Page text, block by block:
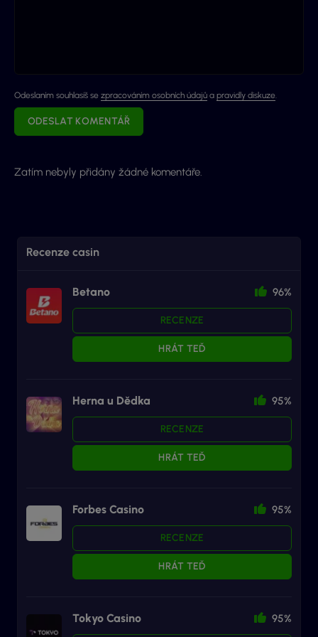
Odeslaním souhlasíš se zpracováním osobních údajů a pravidly diskuze.
ODESLAT KOMENTÁŘ
Zatím nebyly přidány žádné komentáře.
Recenze casin
Betano 96%
RECENZE
HRÁT TEĎ
Herna u Dědka 95%
RECENZE
HRÁT TEĎ
Forbes Casino 95%
RECENZE
HRÁT TEĎ
Tokyo Casino 95%